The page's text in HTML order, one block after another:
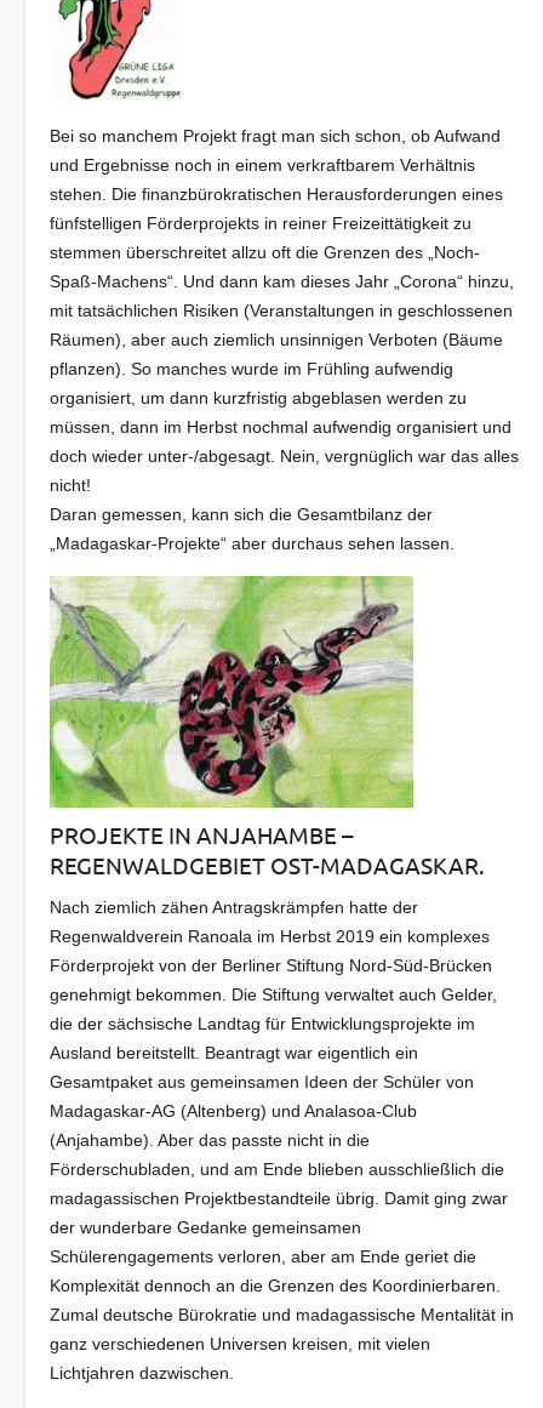
Bei so manchem Projekt fragt man sich schon, ob Aufwand
und Ergebnisse noch in einem verkraftbarem Verhältnis
stehen. Die finanzbürokratischen Herausforderungen eines
fünfstelligen Förderprojekts in reiner Freizeittätigkeit zu
stemmen überschreitet allzu oft die Grenzen des „Noch-
Spaß-Machens“. Und dann kam dieses Jahr „Corona“ hinzu,
mit tatsächlichen Risiken (Veranstaltungen in geschlossenen
Räumen), aber auch ziemlich unsinnigen Verboten (Bäume
pflanzen). So manches wurde im Frühling aufwendig
organisiert, um dann kurzfristig abgeblasen werden zu
müssen, dann im Herbst nochmal aufwendig organisiert und
doch wieder unter-/abgesagt. Nein, vergnüglich war das alles
nicht!
Daran gemessen, kann sich die Gesamtbilanz der
„Madagaskar-Projekte“ aber durchaus sehen lassen.
PROJEKTE IN ANJAHAMBE –
REGENWALDGEBIET OST-MADAGASKAR.
Nach ziemlich zähen Antragskrämpfen hatte der
Regenwaldverein Ranoala im Herbst 2019 ein komplexes
Förderprojekt von der Berliner Stiftung Nord-Süd-Brücken
genehmigt bekommen. Die Stiftung verwaltet auch Gelder,
die der sächsische Landtag für Entwicklungsprojekte im
Ausland bereitstellt. Beantragt war eigentlich ein
Gesamtpaket aus gemeinsamen Ideen der Schüler von
Madagaskar-AG (Altenberg) und Analasoa-Club
(Anjahambe). Aber das passte nicht in die
Förderschubladen, und am Ende blieben ausschließlich die
madagassischen Projektbestandteile übrig. Damit ging zwar
der wunderbare Gedanke gemeinsamen
Schülerengagements verloren, aber am Ende geriet die
Komplexität dennoch an die Grenzen des Koordinierbaren.
Zumal deutsche Bürokratie und madagassische Mentalität in
ganz verschiedenen Universen kreisen, mit vielen
Lichtjahren dazwischen.